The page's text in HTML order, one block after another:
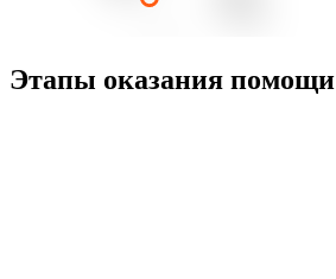
Этапы оказания помощи